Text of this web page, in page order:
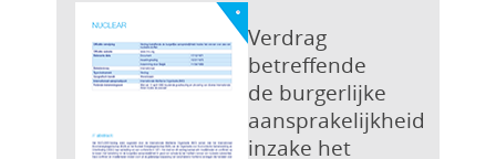
Verdrag
betreffende
de burgerlijke
aansprakelijkheid
inzake het